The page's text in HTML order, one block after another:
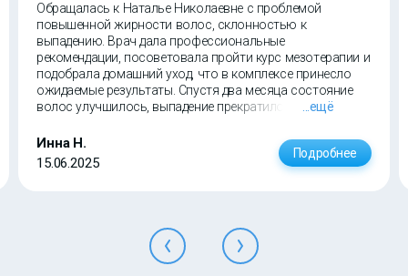
Обращалась к Наталье Николаевне с проблемой
повышенной жирности волос, склонностью к
выпадению. Врач дала профессиональные
рекомендации, посоветовала пройти курс мезотерапии и
подобрала домашний уход, что в комплексе принесло
ожидаемые результаты. Спустя два месяца состояние
волос улучшилось, выпадение прекратилось.
...ещё
Инна Н.
15.06.2025
Подробнее